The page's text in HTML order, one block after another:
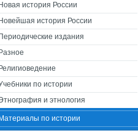
Новая история России
Новейшая история России
Периодические издания
Разное
Религиоведение
по истории
и этнология
Материалы по истории